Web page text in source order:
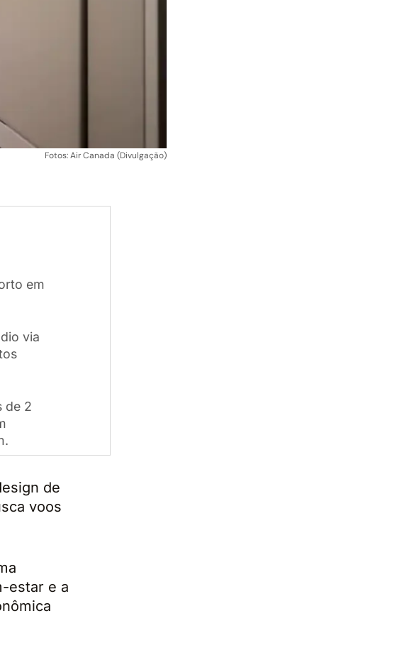
Fotos: Air Canada (Divulgação)
em
via
de 2
de
voos
estar e a